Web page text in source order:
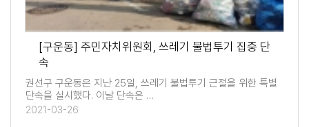
[구운동] 주민자치위원회, 쓰레기 불법투기 집중 단
속
권선구 구운동은 지난 25일, 쓰레기 불법투기 근절을 위한 특별
단속을 실시했다. 이날 단속은 …
2021-03-26